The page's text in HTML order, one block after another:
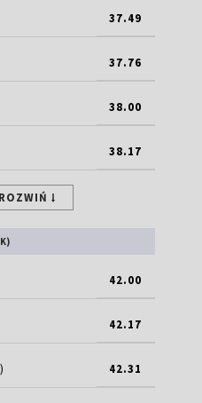
37.49
37.76
38.00
38.17
ROZWIŃ
42.00
42.17
42.31